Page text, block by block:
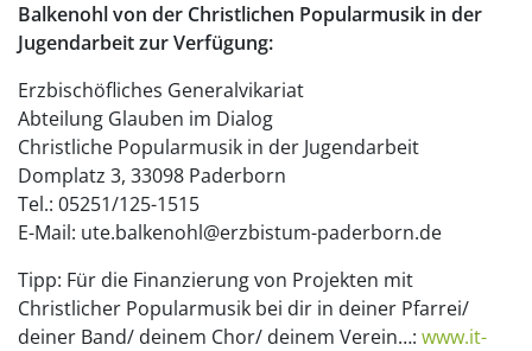
Balkenohl von der Christlichen Popularmusik in der
Jugendarbeit zur Verfügung:
Erzbischöfliches Generalvikariat
Abteilung Glauben im Dialog
Christliche Popularmusik in der Jugendarbeit
Domplatz 3, 33098 Paderborn
Tel.: 05251/125-1515
E-Mail: ute.balkenohl@erzbistum-paderborn.de
Tipp: Für die Finanzierung von Projekten mit
Christlicher Popularmusik bei dir in deiner Pfarrei/
deiner Band/ deinem Chor/ deinem Verein…: www.it-